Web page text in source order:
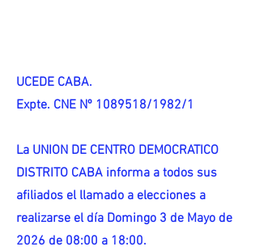
UCEDE CABA.
Expte. CNE Nº 1089518/1982/1
La UNION DE CENTRO DEMOCRATICO
DISTRITO CABA informa a todos sus
afiliados el llamado a elecciones a
realizarse el día Domingo 3 de Mayo de
2026 de 08:00 a 18:00.